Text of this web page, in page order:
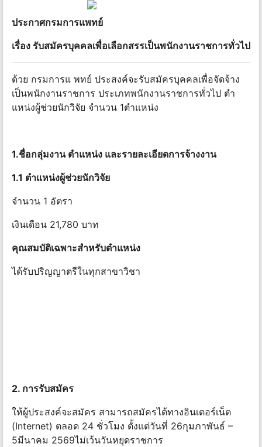
ประกาศกรมการแพทย์
เรื่อง รับสมัครบุคคลเพื่อเลือกสรรเป็นพนักงานราชการทั่วไป
ด้วย กรมการแ พทย์ ประสงค์จะรับสมัครบุคคลเพื่อจัดจ้าง
เป็นพนักงานราชการ ประเภทพนักงานราชการทั่วไป ตํา
แหน่งผู้ช่วยนักวิจัย จํานวน 1ตําแหน่ง
1.ชื่อกลุ่มงาน ตําแหน่ง และรายละเอียดการจ้างงาน
1.1 ตําแหน่งผู้ช่วยนักวิจัย
จำนวน 1 อัตรา
เงินเดือน 21,780 บาท
คุณสมบัติเฉพาะสําหรับตําแหน่ง
ได้รับปริญญาตรีในทุกสาขาวิชา
2. การรับสมัคร
ให้ผู้ประสงค์จะสมัคร สามารถสมัครได้ทางอินเตอร์เน็ต
(Internet) ตลอด 24 ชั่วโมง ตั้งแต่วันที่ 26กุมภาพันธ์ –
5มีนาคม 2569ไม่เว้นวันหยุดราชการ